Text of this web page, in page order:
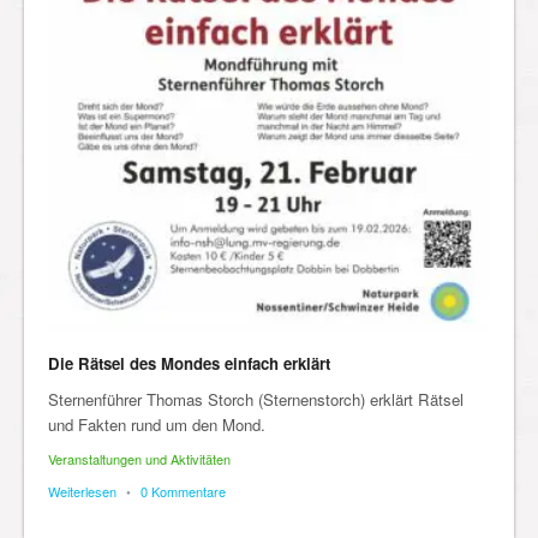
Die Rätsel des Mondes einfach erklärt
Sternenführer Thomas Storch (Sternenstorch) erklärt Rätsel
und Fakten rund um den Mond.
Veranstaltungen und Aktivitäten
Weiterlesen • 0 Kommentare